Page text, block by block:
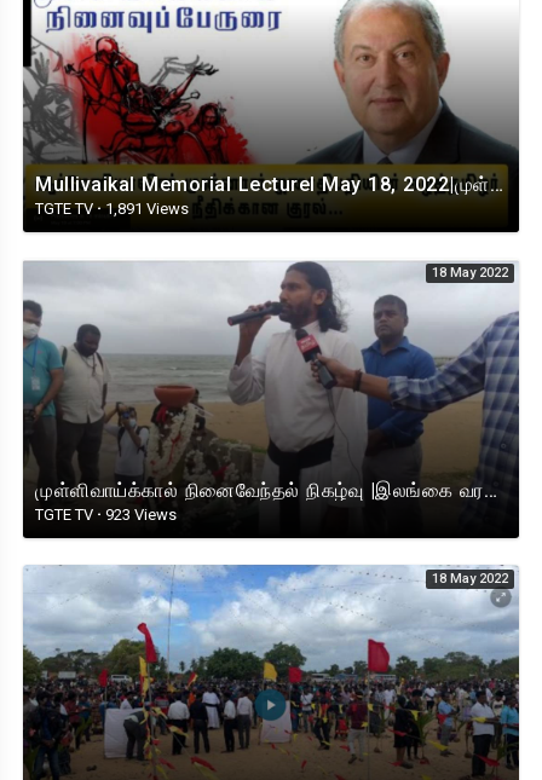
Mullivaikal Memorial LectureI May 18, 2022|முள்ளிவாய்க்கால் நினைவுப்பேருரை|Hon Mr Armen Sarkissian
TGTE TV·1,891 Views
18 May 2022
முள்ளிவாய்க்கால் நினைவேந்தல் நிகழ்வு |இலங்கை வரலாற்றில் முதல் முறையாக கொழும்புவில் நடந்த நினைவேந்தல்
TGTE TV · 923 Views
18 May 2022